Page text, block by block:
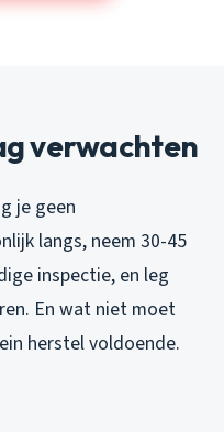
verwachten
je geen
langs, neem 30-45
inspectie, en leg
En wat niet moet
herstel voldoende.